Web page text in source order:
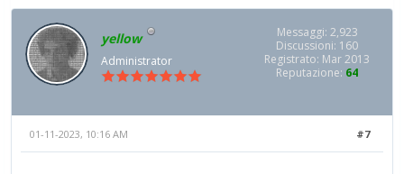
yellow
Administrator
Messaggi: 2,923
Discussioni: 160
Registrato: Mar 2013
Reputazione: 64
#7
01-11-2023, 10:16 AM